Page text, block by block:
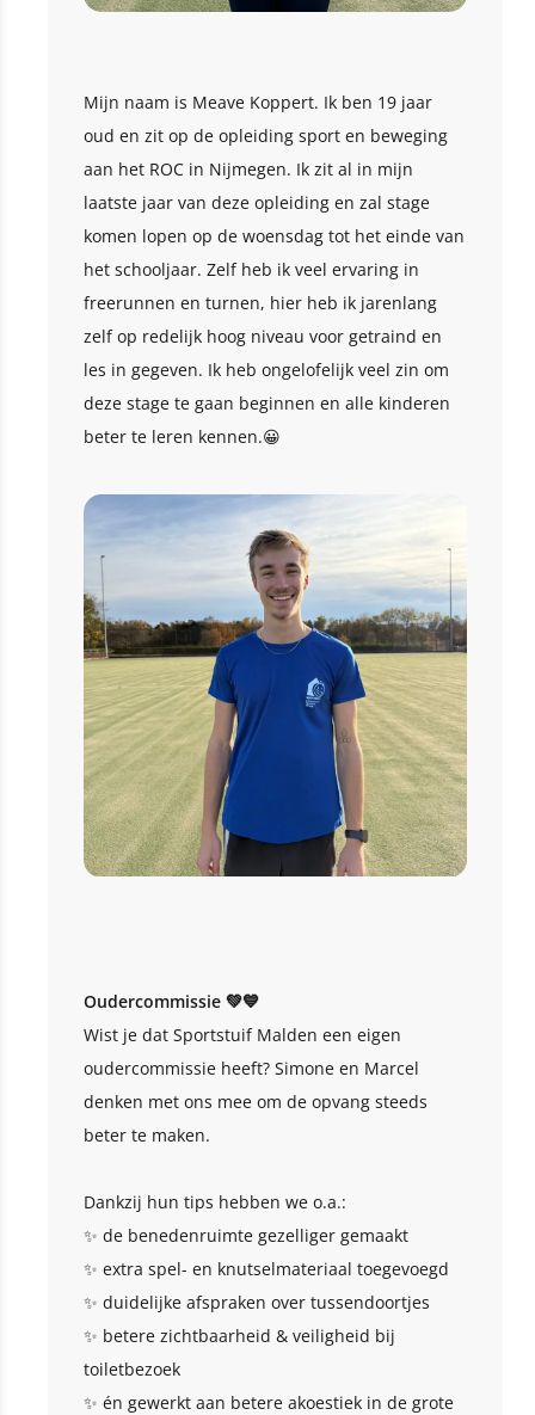
Mijn naam is Meave Koppert. Ik ben 19 jaar
oud en zit op de opleiding sport en beweging
aan het ROC in Nijmegen. Ik zit al in mijn
laatste jaar van deze opleiding en zal stage
komen lopen op de woensdag tot het einde van
het schooljaar. Zelf heb ik veel ervaring in
freerunnen en turnen, hier heb ik jarenlang
zelf op redelijk hoog niveau voor getraind en
les in gegeven. Ik heb ongelofelijk veel zin om
deze stage te gaan beginnen en alle kinderen
beter te leren kennen.😀
Oudercommissie 💚💙
Wist je dat Sportstuif Malden een eigen
oudercommissie heeft? Simone en Marcel
denken met ons mee om de opvang steeds
beter te maken.
Dankzij hun tips hebben we o.a.:
✨ de benedenruimte gezelliger gemaakt
✨ extra spel- en knutselmateriaal toegevoegd
✨ duidelijke afspraken over tussendoortjes
✨ betere zichtbaarheid & veiligheid bij
toiletbezoek
✨ én gewerkt aan betere akoestiek in de grote